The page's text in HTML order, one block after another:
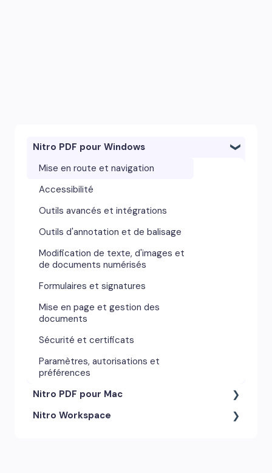
Nitro PDF pour Windows
Mise en route et navigation
Accessibilité
Outils avancés et intégrations
Outils d'annotation et de balisage
Modification de texte, d'images et
de documents numérisés
Formulaires et signatures
Mise en page et gestion des
documents
Sécurité et certificats
Paramètres, autorisations et
préférences
Nitro PDF pour Mac
Outils d'annotation et
Nitro Workspace